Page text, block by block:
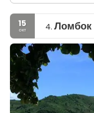
15
окт 4. Ломбок